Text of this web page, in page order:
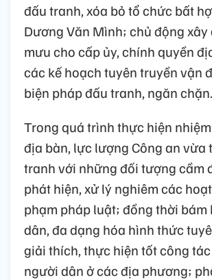
đấu tranh, xóa bỏ tổ chức bất
Dương Văn Mình; chủ động xây
mưu cho cấp ủy, chính quyền
các kế hoạch tuyên truyền vận
biện pháp đấu tranh, ngăn chặn.
Trong quá trình thực hiện
địa bàn, lực lượng Công an vừa
tranh với những đối tượng cầm
phát hiện, xử lý nghiêm các
phạm pháp luật; đồng thời bám
dân, đa dạng hóa hình thức
giải thích, thực hiện tốt công
người dân ở các địa phương;